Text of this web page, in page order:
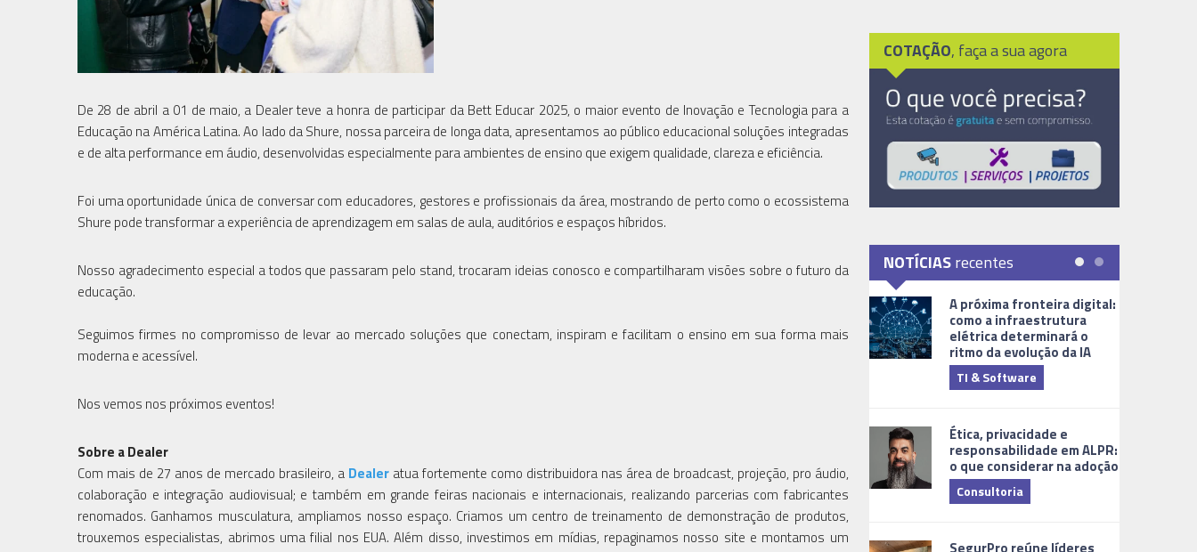
De 28 de abril a 01 de maio, a Dealer teve a honra de participar da Bett Educar 2025, o maior evento de Inovação e Tecnologia para a
Educação na América Latina. Ao lado da Shure, nossa parceira de longa data, apresentamos ao público educacional soluções integradas
e de alta performance em áudio, desenvolvidas especialmente para ambientes de ensino que exigem qualidade, clareza e eficiência.
Foi uma oportunidade única de conversar com educadores, gestores e profissionais da área, mostrando de perto como o ecossistema
Shure pode transformar a experiência de aprendizagem em salas de aula, auditórios e espaços híbridos.
Nosso agradecimento especial a todos que passaram pelo stand, trocaram ideias conosco e compartilharam visões sobre o futuro da
educação.
Seguimos firmes no compromisso de levar ao mercado soluções que conectam, inspiram e facilitam o ensino em sua forma mais
moderna e acessível.
Nos vemos nos próximos eventos!
Sobre a Dealer
Com mais de 27 anos de mercado brasileiro, a Dealeratua fortemente como distribuidora nas área de broadcast, projeção, pro áudio,
colaboração e integração audiovisual; e também em grande feiras nacionais e internacionais, realizando parcerias com fabricantes
renomados. Ganhamos musculatura, ampliamos nosso espaço. Criamos um centro de treinamento de demonstração de produtos,
trouxemos especialistas, abrimos uma filial nos EUA. Além disso, investimos em mídias, repaginamos nosso site e montamos um
COTAÇÃO, faça a sua agora
NOTÍCIASrecentes
A próxima fronteira digital:
como a infraestrutura
elétrica determinará o
ritmo da evolução da IA
TI & Software
Ética, privacidade e
responsabilidade em ALPR:
o que considerar na adoção
Consultoria
SegurPro reúne líderes